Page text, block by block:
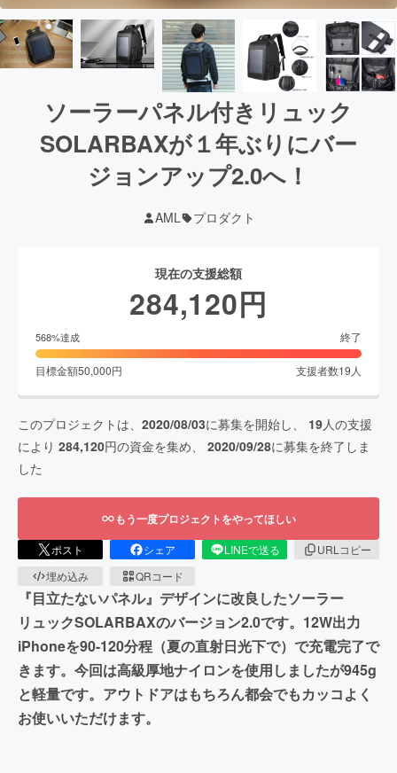
ソーラーパネル付きリュック
SOLARBAXが１年ぶりにバー
ジョンアップ2.0へ！
AML プロダクト
現在の支援総額
284,120円
568%達成 終了
目標金額50,000円 支援者数19 人
このプロジェクトは、 2020/08/03に募集を開始し、 19人の支援
により 284,120円の資金を集め、 2020/09/28に募集を終了しま
した
もう一度プロジェクトをやってほしい
ポスト シェア LINEで送る
URLコピー
埋め込み
QRコード
『目立たないパネル』デザインに改良したソーラー
リュックSOLARBAXのバージョン2.0です。12W出力
iPhoneを90-120分程（夏の直射日光下で）で充電完了で
きます。今回は高級厚地ナイロンを使用しましたが945g
と軽量です。アウトドアはもちろん都会でもカッコよく
お使いいただけます。